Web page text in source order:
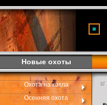
Новые охоты
Охота на козла
Осенняя охота